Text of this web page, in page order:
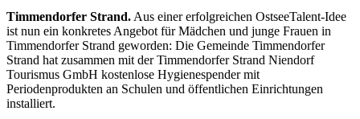
Timmendorfer Strand. Aus einer erfolgreichen OstseeTalent-Idee
ist nun ein konkretes Angebot für Mädchen und junge Frauen in
Timmendorfer Strand geworden: Die Gemeinde Timmendorfer
Strand hat zusammen mit der Timmendorfer Strand Niendorf
Tourismus GmbH kostenlose Hygienespender mit
Periodenprodukten an Schulen und öffentlichen Einrichtungen
installiert.